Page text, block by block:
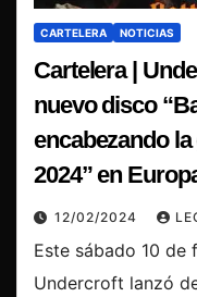
CARTELERA NOTICIAS
Cartelera |
nuevo disco
encabezando
2024” en
12/02/2024
Este sábado 10 de
Undercroft lanzó